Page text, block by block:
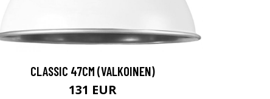
CLASSIC 47CM (VALKOINEN)
131 EUR